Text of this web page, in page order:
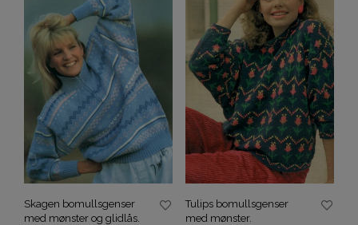
Skagen bomullsgenser
med mønster og glidlås.
Tulips bomullsgenser
med mønster.